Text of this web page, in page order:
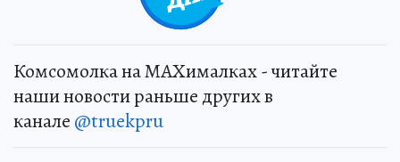
Комсомолка на MAXималках - читайте
наши новости раньше других в
канале @truekpru